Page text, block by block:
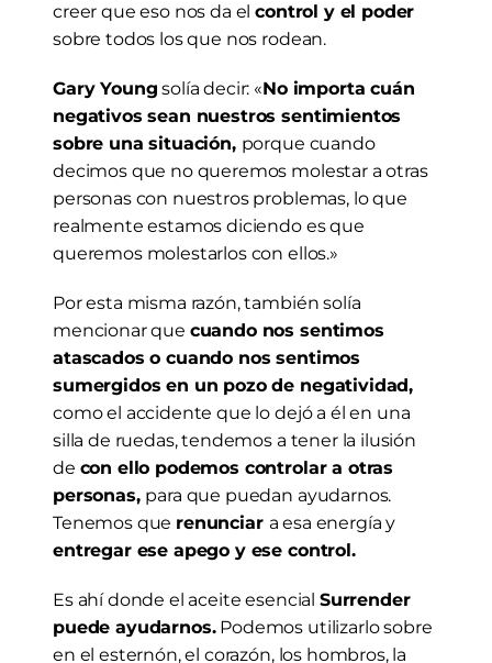
creer que eso nos da el control y el poder
sobre todos los que nos rodean.
Gary Young solía decir: «No importa cuán
negativos sean nuestros sentimientos
sobre una situación, porque cuando
decimos que no queremos molestar a otras
personas con nuestros problemas, lo que
realmente estamos diciendo es que
queremos molestarlos con ellos.»
Por esta misma razón, también solía
mencionar que cuando nos sentimos
atascados o cuando nos sentimos
sumergidos en un pozo de negatividad,
como el accidente que lo dejó a él en una
silla de ruedas, tendemos a tener la ilusión
de con ello podemos controlar a otras
personas, para que puedan ayudarnos.
Tenemos que renunciar a esa energía y
entregar ese apego y ese control.
Es ahí donde el aceite esencial Surrender
puede ayudarnos. Podemos utilizarlo sobre
en el esternón, el corazón, los hombros, la